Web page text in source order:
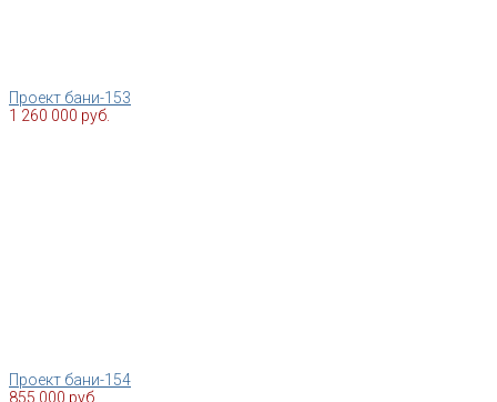
Проект бани-153
1 260 000 руб.
Проект бани-154
855 000 руб.